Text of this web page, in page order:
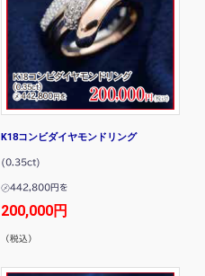
K18コンビダイヤモンドリング
(0.35ct)
㋱442,800円を
200,000円
（税込）